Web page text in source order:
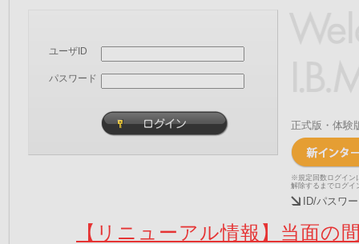
ユーザID
パスワード
正式版・体験
※規定回数ログイン
解除するまでログイ
ID/パスワ
【リニューアル情報】当面の